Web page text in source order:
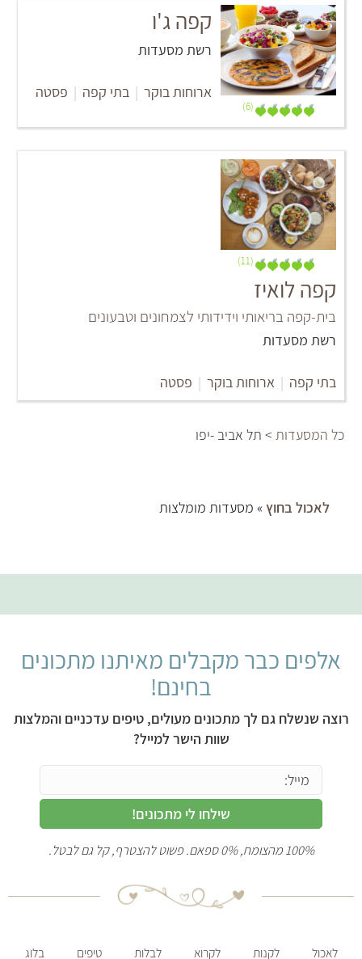
(6)
קפה ג'ו
רשת מסעדות
ארוחות בוקר | בתי קפה | פסטה
(11)
קפה לואיז
בית-קפה בריאותי וידידותי לצמחונים וטבעונים
רשת מסעדות
בתי קפה | ארוחות בוקר | פסטה
כל המסעדות > תל אביב -יפו
לאכול בחוץ » מסעדות מומלצות
אלפים כבר מקבלים מאיתנו מתכונים
בחינם!
רוצה שנשלח גם לך מתכונים מעולים, טיפים עדכניים והמלצות
שוות הישר למייל?
שילחו לי מתכונים!
100% מהצומח, 0% ספאם. פשוט להצטרף, קל גם לבטל.
לאכול לקנות לקרוא לבלות טיפים בלוג